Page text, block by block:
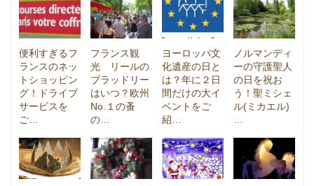
便利すぎるフ
ランスのネッ
トショッピン
グ！ドライブ
サービスを
ご…
フランス観
光 リールの
ブラッドリー
はいつ？欧州
No.１の蚤
の…
ヨーロッパ文
化遺産の日と
は？年に２日
間だけの大イ
ベントをご
紹…
ノルマンディ
ーの守護聖人
の日を祝お
う！聖ミシェ
ル(ミカエル)
…